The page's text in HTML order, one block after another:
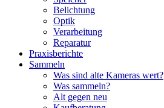
Belichtung
Optik
Verarbeitung
Reparatur
Praxisberichte
Sammeln
Was sind alte Kameras wert?
Was sammeln?
Alt gegen neu